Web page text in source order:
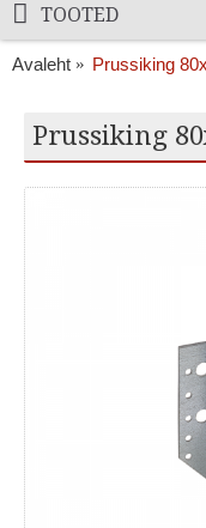
TOOTED
Avaleht Prussiking
Prussiking